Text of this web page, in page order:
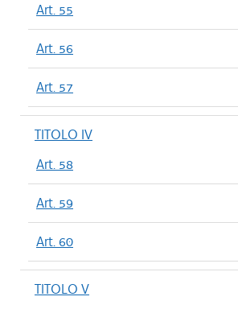
Art. 55
Art. 56
Art. 57
TITOLO IV
Art. 58
Art. 59
Art. 60
TITOLO V